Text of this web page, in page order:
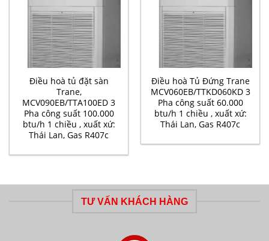
Điều hoà tủ đặt sàn
Trane,
MCV090EB/TTA100ED 3
Pha công suất 100.000
btu/h 1 chiều , xuất xứ:
Thái Lan, Gas R407c
Điều hoà Tủ Đứng Trane
MCV060EB/TTKD060KD 3
Pha công suất 60.000
btu/h 1 chiều , xuất xứ:
Thái Lan, Gas R407c
TƯ VẤN KHÁCH HÀNG